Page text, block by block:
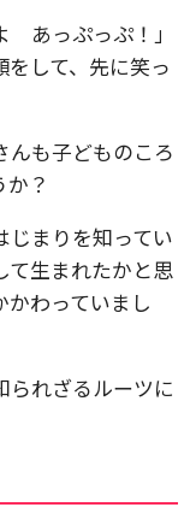
あっぷっぷ！」
して、先に笑っ
んも子どものころ
？
じまりを知ってい
て生まれたかと思
わっていまし
られざるルーツに